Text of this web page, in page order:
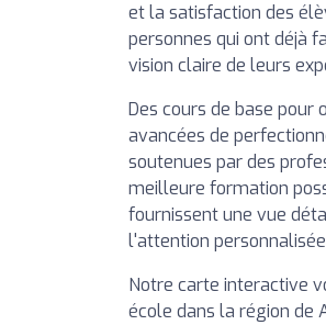
et la satisfaction des
personnes qui ont déjà
vision claire de leurs
Des cours de base
avancées de
soutenues par des
meilleure formation
fournissent une vue
l'attention
Notre carte interactive
école dans la région de